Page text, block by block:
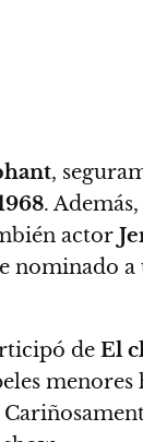
,
.
actor
nominado a
de El
menores